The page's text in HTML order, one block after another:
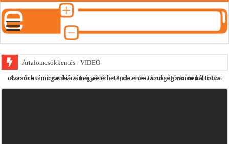
Ártalomcsökkentés - VIDEÓ
E-cigi használati szokások 2.0
A podcast mindenki számára elérhető, de ehhez szükség van minél több olvasónk támogatására.Legyél te is rendszeres támogatónk ide kattintva!